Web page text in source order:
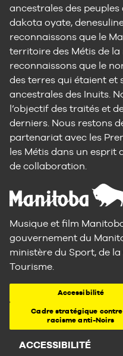
ancestrales des
dakota oyate,
reconnaissons que le
territoire des Métis de la
reconnaissons que le
des terres qui étaient et
ancestrales des Inuits.
l’objectif des traités et
derniers. Nous restons
partenariat avec les
les Métis dans un esprit
de collaboration.
Musique et film
gouvernement du
ministère du Sport, de
Tourisme.
Accessibilité
Cadre stratégique contre
racisme anti-Noirs
ACCESSIBILITÉ